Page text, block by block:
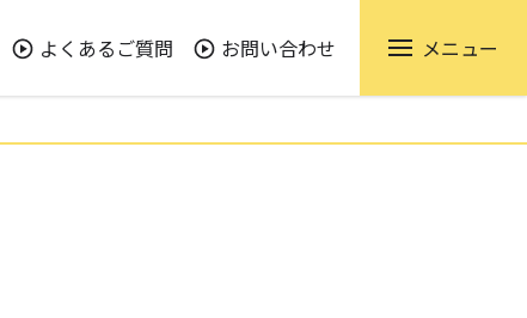
よくあるご質問 お問い合わせ メニュー